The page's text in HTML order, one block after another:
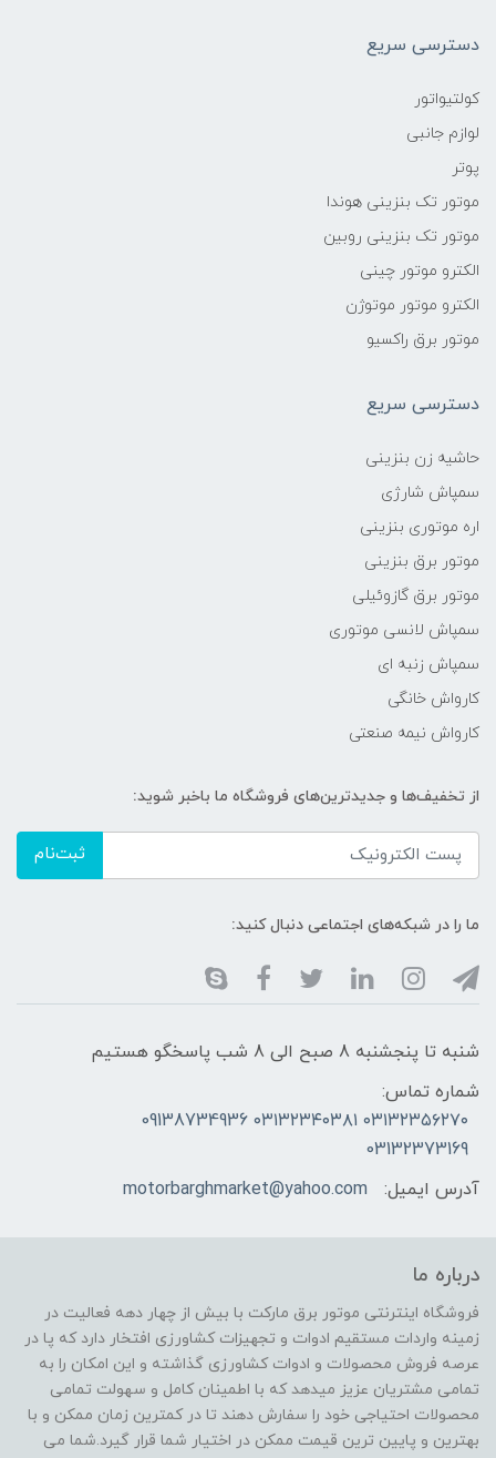
دسترسی سریع
کولتیواتور
لوازم جانبی
پوتر
موتور تک بنزینی هوندا
موتور تک بنزینی روبین
الکترو موتور چینی
الکترو موتور موتوژن
موتور برق راکسیو
دسترسی سریع
حاشیه زن بنزینی
سمپاش شارژی
اره موتوری بنزینی
موتور برق بنزینی
موتور برق گازوئیلی
سمپاش لانسی موتوری
سمپاش زنبه ای
کارواش خانگی
کارواش نیمه صنعتی
از تخفیف‌ها و جدیدترین‌های فروشگاه ما باخبر شوید:
ثبت‌نام
ما را در شبکه‌های اجتماعی دنبال کنید:
شنبه تا پنجشنبه 8 صبح الی 8 شب پاسخگو هستیم
شماره تماس:
۰۳۱۳۲۳۵۶۲۷۰ ۰۳۱۳۲۳۴۰۳۸۱ 09138734936
03132373169
آدرس ایمیل:
motorbarghmarket@yahoo.com
درباره ما
فروشگاه اینترنتی موتور برق مارکت با بیش از چهار دهه فعالیت در
زمینه واردات مستقیم ادوات و تجهیزات کشاورزی افتخار دارد که پا در
عرصه فروش محصولات و ادوات کشاورزی گذاشته و این امکان را به
تمامی مشتریان عزیز میدهد که با اطمینان کامل و سهولت تمامی
محصولات احتیاجی خود را سفارش دهند تا در کمترین زمان ممکن و با
بهترین و پایین ترین قیمت ممکن در اختیار شما قرار گیرد.شما می